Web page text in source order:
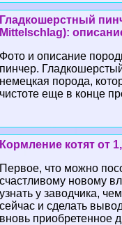
Гладкошерстный
Mittelschlag):
Фото и описание
пинчер.
немецкая порода,
чистоте еще в конце
Кормление котят от
Первое, что можно
счастливому новому
узнать у заводчика,
сейчас и сделать
вновь приобретенное